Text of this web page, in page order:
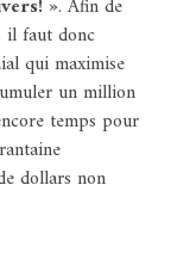
». Afin de
il faut donc
qui maximise
un million
temps pour
dollars non